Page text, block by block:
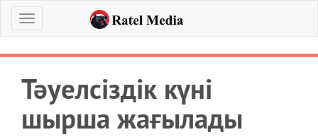
Меню
Тәуелсіздік күні
шырша жағылады